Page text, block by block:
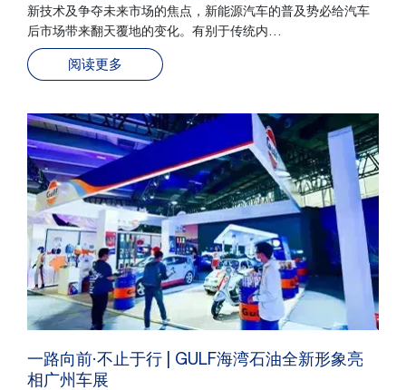
新技术及争夺未来市场的焦点，新能源汽车的普及势必给汽车
后市场带来翻天覆地的变化。有别于传统内…
阅读更多
一路向前·不止于行 | GULF海湾石油全新形象亮
相广州车展